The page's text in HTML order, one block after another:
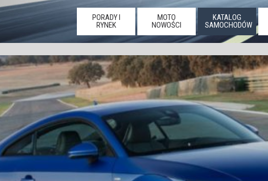
PORADY I
RYNEK
MOTO
NOWOŚCI
KATALOG
SAMOCHODÓW